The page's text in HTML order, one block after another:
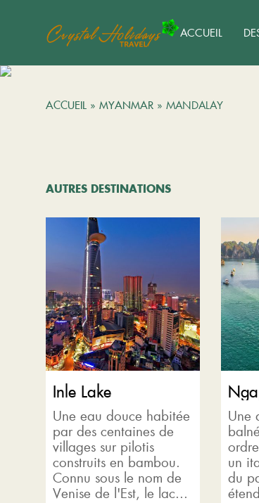
ACCUEIL
ACCUEIL » MYANMAR » MANDALAY
AUTRES DESTINATIONS
Inle Lake
Une eau douce habitée
par des centaines de
villages sur pilotis
construits en bambou.
Connu sous le nom de
Venise de l'Est, le lac...
Une
un
du